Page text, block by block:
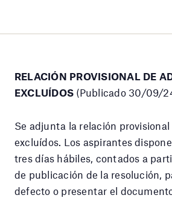
RELACIÓN PROVISIONAL DE
EXCLUÍDOS (Publicado 30/09/
Se adjunta la relación
excluídos. Los aspirantes
tres días hábiles, contados a
de publicación de la resolución,
defecto o presentar el